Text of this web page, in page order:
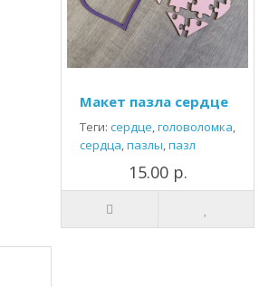
Макет пазла сердце
Теги: сердце,головоломка,
сердца,пазлы,пазл
15.00 р.